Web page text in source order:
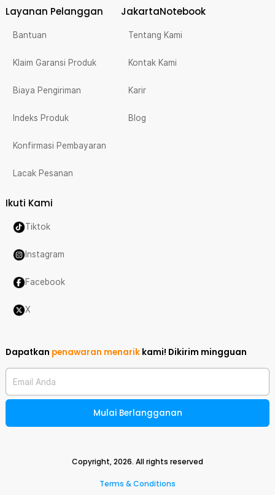
Layanan Pelanggan
Bantuan
Klaim Garansi Produk
Biaya Pengiriman
Indeks Produk
Konfirmasi Pembayaran
Lacak Pesanan
JakartaNotebook
Tentang Kami
Kontak Kami
Karir
Blog
Ikuti Kami
Tiktok
Instagram
Facebook
X
Dapatkan penawaran menarik kami! Dikirim mingguan
Email Anda
Mulai Berlangganan
Copyright,2026. All rights reserved
Terms & Conditions